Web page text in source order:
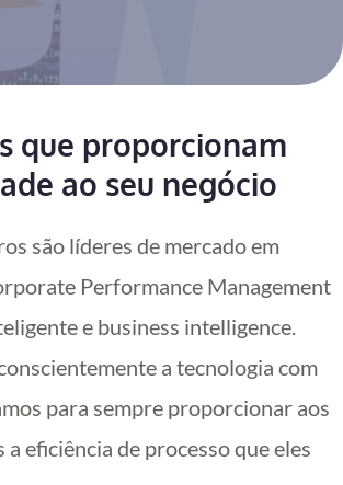
que proporcionam
ao seu negócio
são líderes de mercado em
Performance Management
e business intelligence.
a tecnologia com
para sempre proporcionar aos
a eficiência de processo que eles